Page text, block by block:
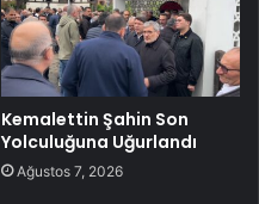
Kemalettin Şahin Son
Yolculuğuna Uğurlandı
Ağustos 7, 2026